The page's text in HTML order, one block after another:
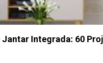
Jantar Integrada: 60